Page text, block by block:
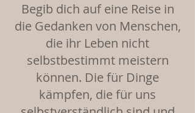
Begib dich auf eine Reise in
die Gedanken von Menschen,
die ihr Leben nicht
selbstbestimmt meistern
können. Die für Dinge
kämpfen, die für uns